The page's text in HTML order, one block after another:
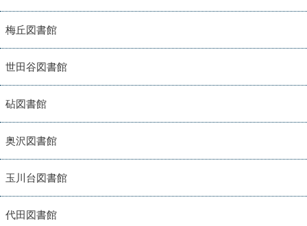
梅丘図書館
世田谷図書館
砧図書館
奥沢図書館
玉川台図書館
代田図書館